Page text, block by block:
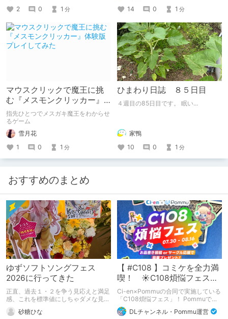
2
0 1 分
14
0 1 分
マウスクリックで魔王に挑
む『メスモンクリッカー』
体験版プレイしてみた
指先ひとつでメスガキ魔王をわからせ
るゲーム
雪月花
1
0 1 分
ひまわり日誌 ８５日目
４週目の85日目です。 眠い...
家鴨
10
0 1 分
おすすめのまとめ
ゆずソフトソングフェス
2026に行ってきた
正直、過去１・２を争う見応えと満足
感、これを標準値にしちゃダメな見本
かも
砂糖ひな
【 #C108 】コミケを全力満
喫！ ☀C108煩悩フェス☀
Pommu版のご案内
Ci-en×Pommuの合同で実施している
「C108煩悩フェス」！ Pommuでの
参加方法について、改めてこちらでも
ご案内いたします！
DLチャンネル・Pommu運営